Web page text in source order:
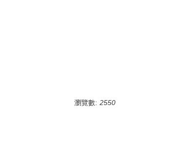
瀏覽數: 2550